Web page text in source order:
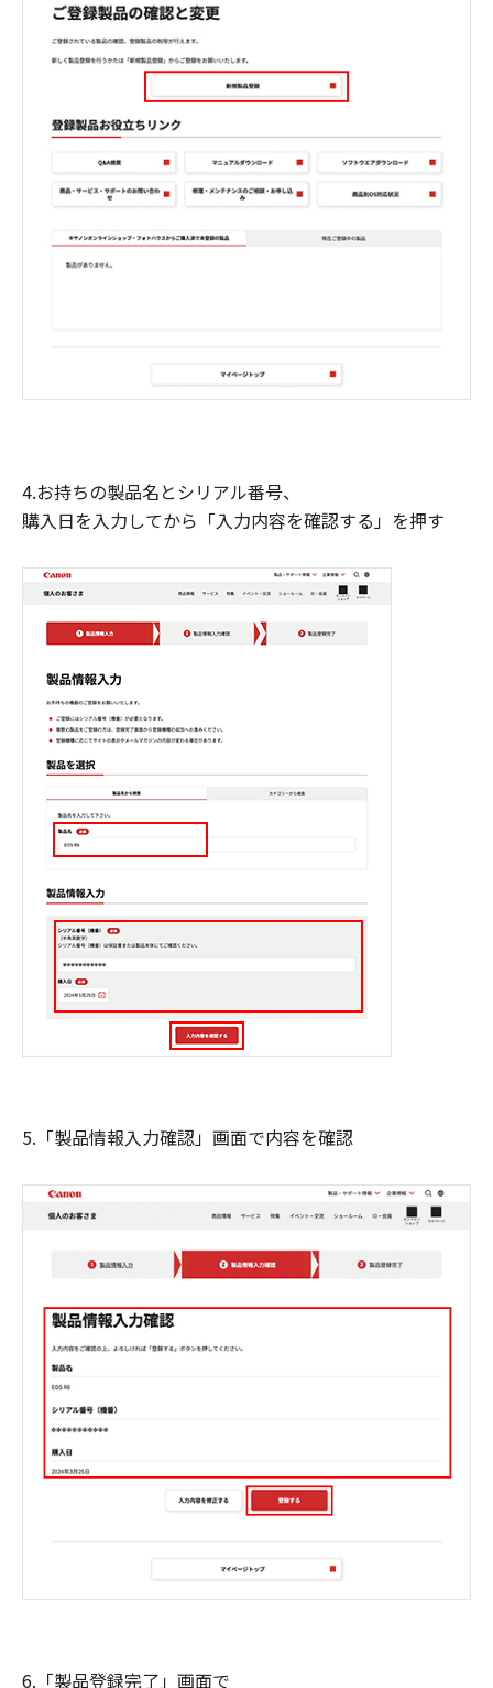
4.お持ちの製品名とシリアル番号、
購入日を入力してから「入力内容を確認する」を押す
5.「製品情報入力確認」画面で内容を確認
6.「製品登録完了」画面で